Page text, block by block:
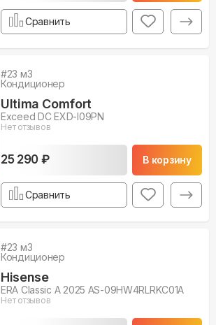
Сравнить
#23 м3
Кондиционер
Ultima Comfort
Exceed DC EXD-I09PN
Нет отзывов
25 290 ₽ В корзину
Сравнить
#23 м3
Кондиционер
Hisense
ERA Classic A 2025 AS-09HW4RLRKC01A
Нет отзывов